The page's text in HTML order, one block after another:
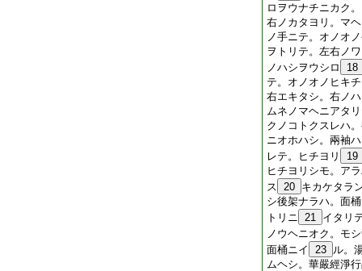
ロヲウナチニカク
右ノカタヨリ。マ
ノ手ニテ。オノオ
ヲトリテ。左右ノ
ノハシヲウシロ
18
テ。オノオノヒキ
右エキタシ。右ノ
ムネノマヘニアタ
クノコトクスレハ
ニオホハシ。兩袖
レテ。ヒチヨリ
19
ヒチヨリシモ。ア
ス 20 キカケタラ
シ後架ナラハ。面
トリニ 21 イタリ
ノウヘニオク。モ
面桶ニイ
23 ル。
ムヘシ。華嚴經淨